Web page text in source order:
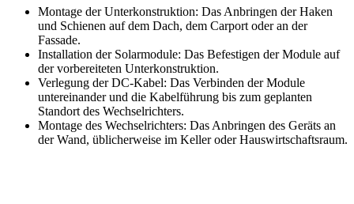
Montage der Unterkonstruktion: Das Anbringen der Haken
und Schienen auf dem Dach, dem Carport oder an der
Fassade.
Installation der Solarmodule: Das Befestigen der Module auf
der vorbereiteten Unterkonstruktion.
Verlegung der DC-Kabel: Das Verbinden der Module
untereinander und die Kabelführung bis zum geplanten
Standort des Wechselrichters.
Montage des Wechselrichters: Das Anbringen des Geräts an
der Wand, üblicherweise im Keller oder Hauswirtschaftsraum.